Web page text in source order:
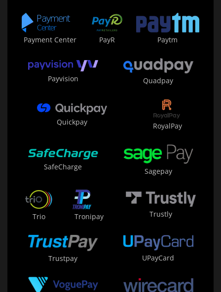
Payment Center PayR Paytm
Payvision Quadpay
Quickpay RoyalPay
SafeCharge Sagepay
Trio Tronipay Trustly
Trustpay UPayCard